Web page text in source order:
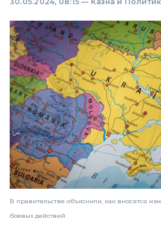
В правительстве объяснили, как вносятся
боевых действий